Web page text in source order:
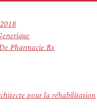
Pharmacie Rx
pour la réhabilitation